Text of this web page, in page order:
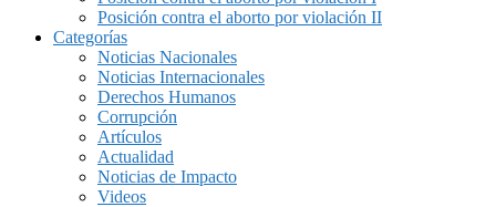
Posición contra el aborto por violación II
Categorías
Noticias Nacionales
Noticias Internacionales
Derechos Humanos
Corrupción
Artículos
Actualidad
Noticias de Impacto
Videos